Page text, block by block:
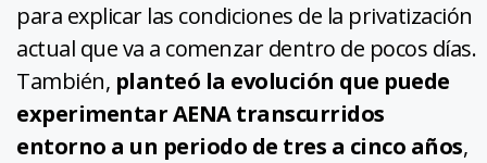
para explicar las condiciones de la privatización
actual que va a comenzar dentro de pocos días.
También, planteó la evolución que puede
experimentar AENA transcurridos
entorno a un periodo de tres a cinco años,